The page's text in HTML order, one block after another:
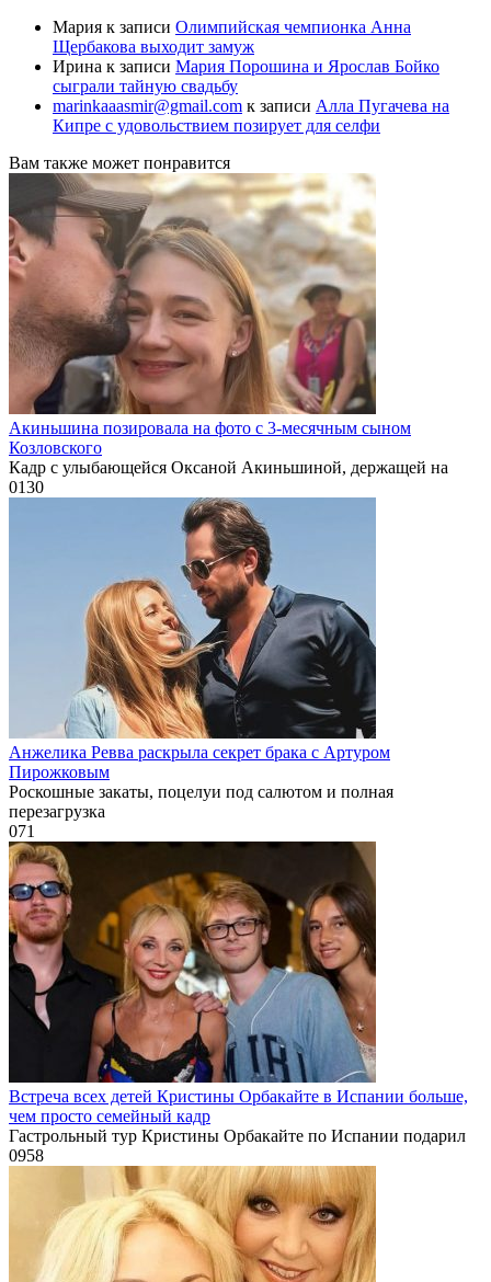
Мария к записи Олимпийская чемпионка Анна
Щербакова выходит замуж
Ирина к записи Мария Порошина и Ярослав Бойко
сыграли тайную свадьбу
marinkaaasmir@gmail.com к записи Алла Пугачева на
Кипре с удовольствием позирует для селфи
Вам также может понравится
Акиньшина позировала на фото с 3-месячным сыном
Козловского
Кадр с улыбающейся Оксаной Акиньшиной, держащей на
0130
Анжелика Ревва раскрыла секрет брака с Артуром
Пирожковым
Роскошные закаты, поцелуи под салютом и полная
перезагрузка
071
Встреча всех детей Кристины Орбакайте в Испании больше,
чем просто семейный кадр
Гастрольный тур Кристины Орбакайте по Испании подарил
0958